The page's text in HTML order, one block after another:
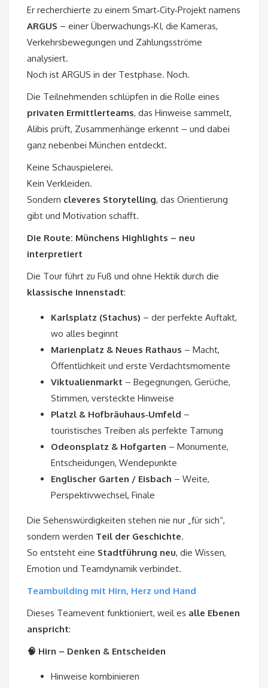
Er recherchierte zu einem Smart‑City‑Projekt namens
ARGUS – einer Überwachungs‑KI, die Kameras,
Verkehrsbewegungen und Zahlungsströme
analysiert.
Noch ist ARGUS in der Testphase. Noch.
Die Teilnehmenden schlüpfen in die Rolle eines
privaten Ermittlerteams, das Hinweise sammelt,
Alibis prüft, Zusammenhänge erkennt – und dabei
ganz nebenbei München entdeckt.
Keine Schauspielerei.
Kein Verkleiden.
Sondern cleveres Storytelling, das Orientierung
gibt und Motivation schafft.
Die Route: Münchens Highlights – neu
interpretiert
Die Tour führt zu Fuß und ohne Hektik durch die
klassische Innenstadt:
Karlsplatz (Stachus) – der perfekte Auftakt,
wo alles beginnt
Marienplatz & Neues Rathaus – Macht,
Öffentlichkeit und erste Verdachtsmomente
Viktualienmarkt – Begegnungen, Gerüche,
Stimmen, versteckte Hinweise
Platzl & Hofbräuhaus‑Umfeld –
touristisches Treiben als perfekte Tarnung
Odeonsplatz & Hofgarten – Monumente,
Entscheidungen, Wendepunkte
Englischer Garten / Eisbach – Weite,
Perspektivwechsel, Finale
Die Sehenswürdigkeiten stehen nie nur „für sich“,
sondern werden Teil der Geschichte.
So entsteht eine Stadtführung neu, die Wissen,
Emotion und Teamdynamik verbindet.
Teambuilding mit Hirn, Herz und Hand
Dieses Teamevent funktioniert, weil es alle Ebenen
anspricht:
🧠 Hirn – Denken & Entscheiden
Hinweise kombinieren